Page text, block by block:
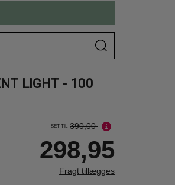
LIGHT - 100
SET TIL 390,00
298,95
Fragt tillægges